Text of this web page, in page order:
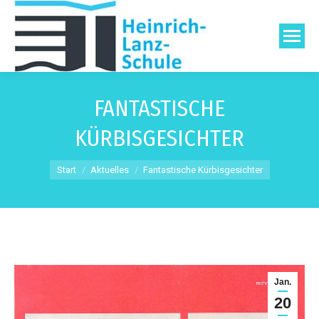
FANTASTISCHE
KÜRBISGESICHTER
Sie befinden sich hier:
Start Aktuelles Fantastische Kürbisgesichter
Jan.
20